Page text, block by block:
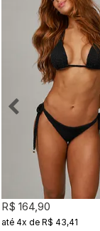
R$ 164,90
4x de R$ 43,41